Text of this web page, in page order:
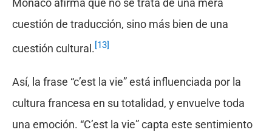
Monaco afirma que no se trata de una mera
cuestión de traducción, sino más bien de una
cuestión cultural.[13]
Así, la frase “c’est la vie” está influenciada por la
cultura francesa en su totalidad, y envuelve toda
una emoción. “C’est la vie” capta este sentimiento